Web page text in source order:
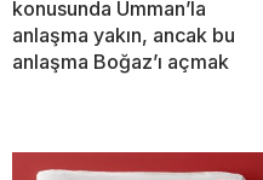
konusunda Umman’la
anlaşma yakın, ancak bu
anlaşma Boğaz’ı açmak